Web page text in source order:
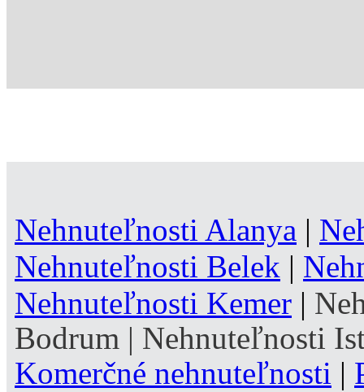
Nehnuteľnosti Alanya |
Nehnuteľnosti Belek |
Nehnuteľnosti Kemer |
Bodrum | Nehnuteľnosti
Komerčné nehnuteľnosti |